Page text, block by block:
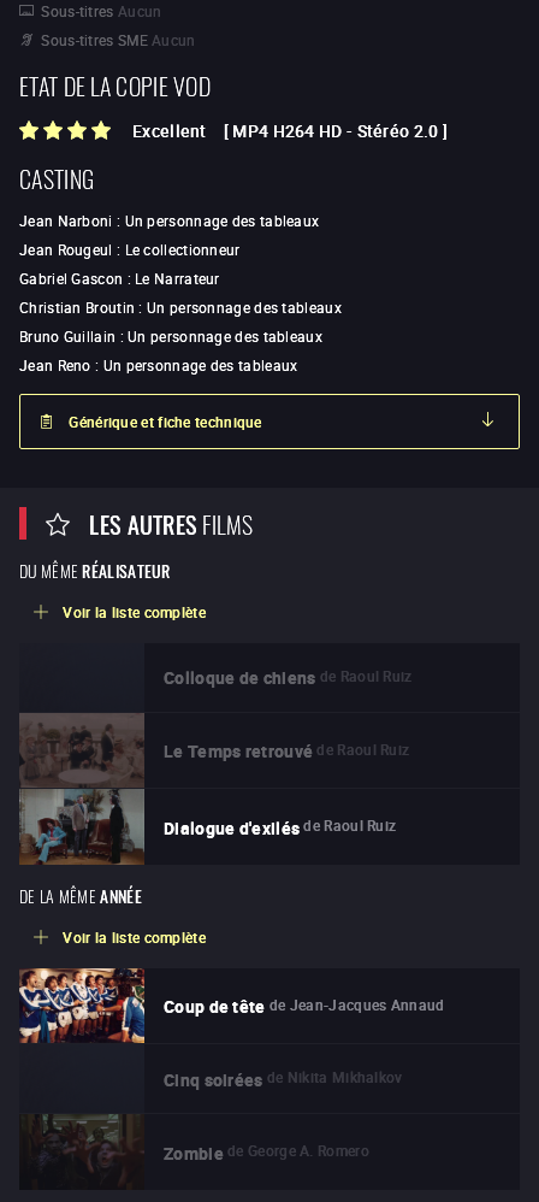
Sous-titres Aucun
Sous-titres SME Aucun
ETAT DE LA COPIE VOD
Excellent [ MP4 H264 HD - Stéréo 2.0 ]
CASTING
Jean Narboni : Un personnage des tableaux
Jean Rougeul : Le collectionneur
Gabriel Gascon : Le Narrateur
Christian Broutin :Un personnage des tableaux
Bruno Guillain :Un personnage des tableaux
Jean Reno : Un personnage des tableaux
Générique et fiche technique
LES AUTRESFILMS
DU MÊME RÉALISATEUR
Voir la liste complète
Colloque de chiens de Raoul Ruiz
Le Temps retrouvé de Raoul Ruiz
Dialogue d'exilés de Raoul Ruiz
DE LA MÊME ANNÉE
Voir la liste complète
Coup de tête de Jean-Jacques Annaud
Cinq soirées de Nikita Mikhalkov
Zombie de George A. Romero